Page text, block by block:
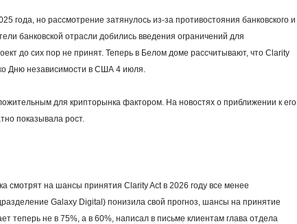
года, но рассмотрение затянулось из-за противостояния банковского и
банковской отрасли добились введения ограничений для
до сих пор не принят. Теперь в Белом доме рассчитывают, что Clarity
Дню независимости в США 4 июля.
для крипторынка фактором. На новостях о приближении к его
показывала рост.
смотрят на шансы принятия Clarity Act в 2026 году все менее
Galaxy Digital) понизила свой прогноз, шансы на принятие
теперь не в 75%, а в 60%, написал в письме клиентам глава отдела